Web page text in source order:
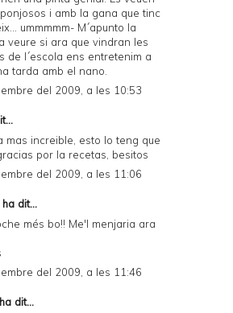
i amb la gana que tinc
ummmmm- M´apunto la
veure si ara que vindran les
de l´escola ens entretenim a
tarda amb el nano.
del 2009, a les 10:53
mas increible, esto lo teng que
por la recetas, besitos
del 2009, a les 11:06
ha dit...
més bo!! Me'l menjaria ara
del 2009, a les 11:46
ha dit...